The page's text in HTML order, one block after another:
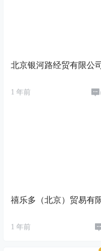
北京银河路经贸有限公司
1 年前
禧乐多（北京）贸易有
1 年前